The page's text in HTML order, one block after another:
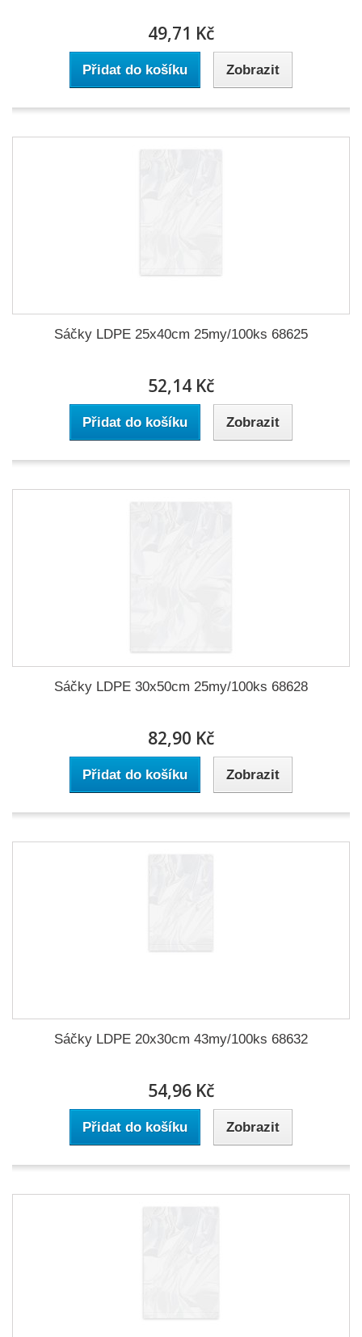
49,71 Kč
Přidat do košíku Zobrazit
Sáčky LDPE 25x40cm 25my/100ks 68625
52,14 Kč
Přidat do košíku Zobrazit
Sáčky LDPE 30x50cm 25my/100ks 68628
82,90 Kč
Přidat do košíku Zobrazit
Sáčky LDPE 20x30cm 43my/100ks 68632
54,96 Kč
Přidat do košíku Zobrazit